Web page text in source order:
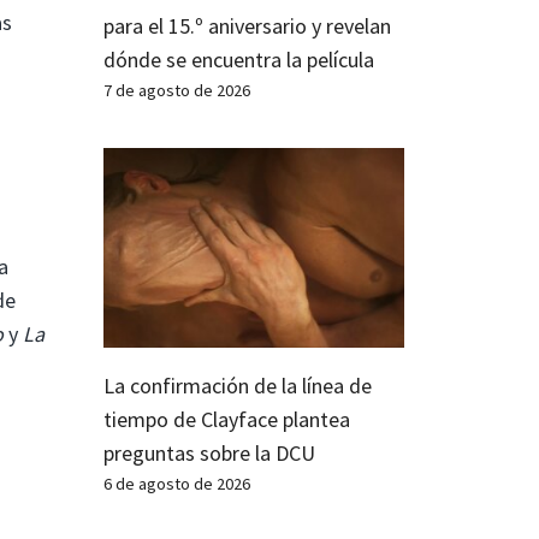
y La
para el 15.º aniversario y revelan
dónde se encuentra la película
7 de agosto de 2026
La confirmación de la línea de
tiempo de Clayface plantea
preguntas sobre la DCU
6 de agosto de 2026